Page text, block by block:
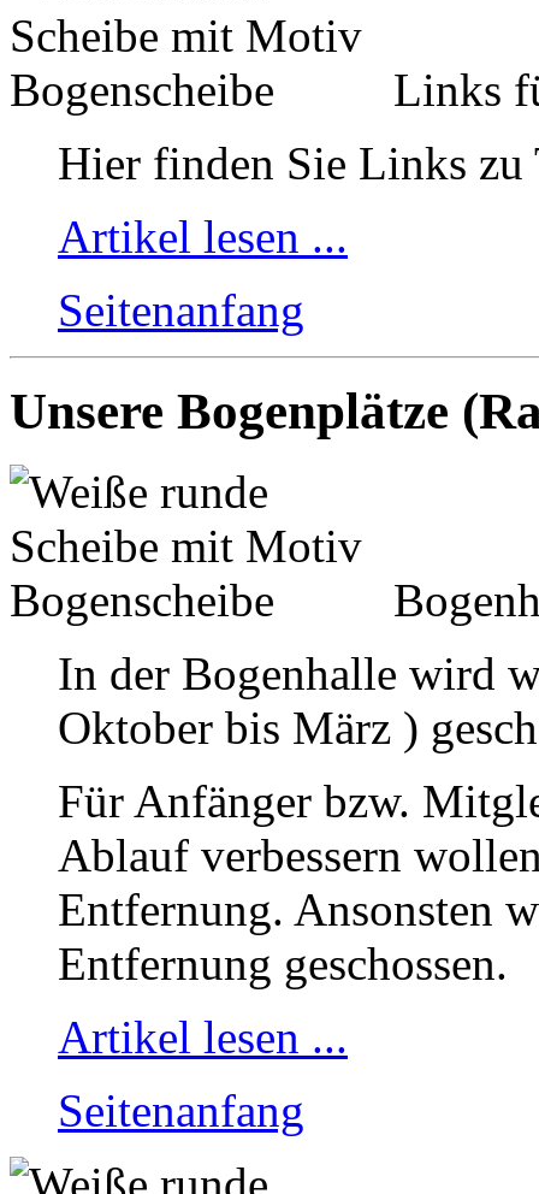
Links
Hier finden Sie Links zu
Artikel lesen ...
Seitenanfang
Unsere Bogenplätze
In der Bogenhalle wird
Oktober bis März )
Für Anfänger bzw.
Ablauf verbessern
Entfernung. Ansonsten
Entfernung geschossen.
Artikel lesen ...
Seitenanfang